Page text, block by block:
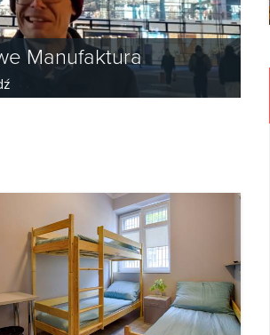
Manufaktura